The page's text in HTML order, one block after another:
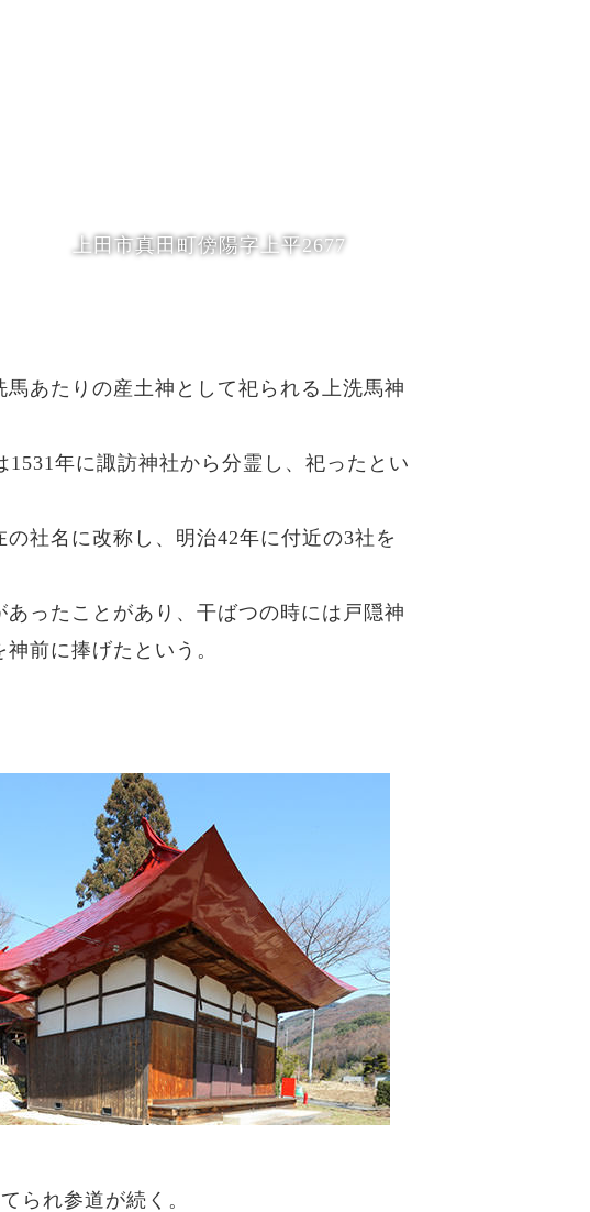
上田市真田町傍陽字上平2677
馬あたりの産土神として祀られる上洗馬神
1531年に諏訪神社から分霊し、祀ったとい
の社名に改称し、明治42年に付近の3社を
あったことがあり、干ばつの時には戸隠神
前に捧げたという。
られ参道が続く。